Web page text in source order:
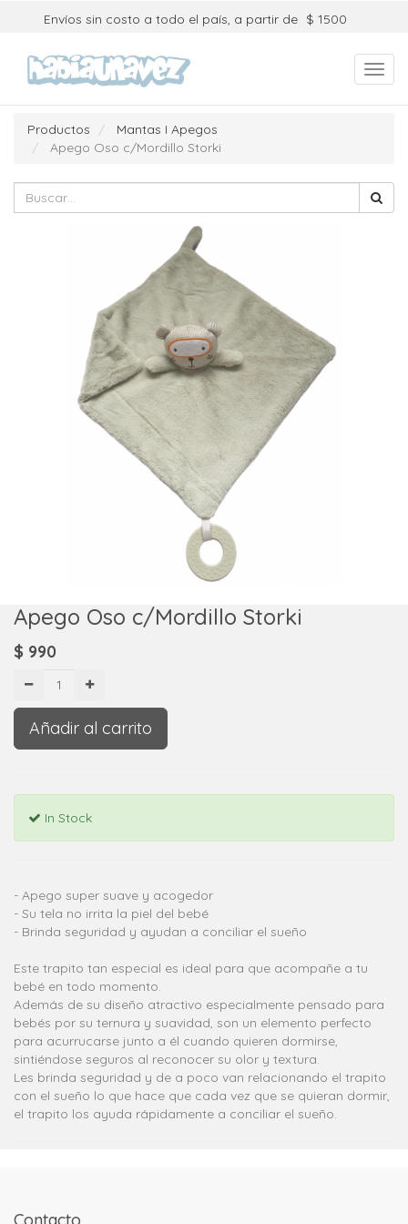
Envíos sin costo a todo el país, a partir de $ 1500
Productos
Mantas I Apegos
Apego Oso c/Mordillo Storki
Apego Oso c/Mordillo Storki
$ 990
Añadir al carrito
In Stock
- Apego super suave y acogedor
- Su tela no irrita la piel del bebé
- Brinda seguridad y ayudan a conciliar el sueño
Este trapito tan especial es ideal para que acompañe a tu
bebé en todo momento.
Además de su diseño atractivo especialmente pensado para
bebés por su ternura y suavidad, son un elemento perfecto
para acurrucarse junto a él cuando quieren dormirse,
sintiéndose seguros al reconocer su olor y textura.
Les brinda seguridad y de a poco van relacionando el trapito
con el sueño lo que hace que cada vez que se quieran dormir,
el trapito los ayuda rápidamente a conciliar el sueño.